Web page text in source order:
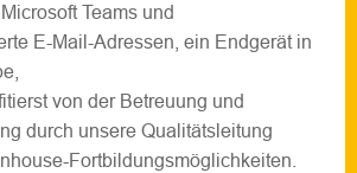
Teams und
E-Mail-Adressen, ein Endgerät in
von der Betreuung und
durch unsere Qualitätsleitung
Fortbildungsmöglichkeiten.